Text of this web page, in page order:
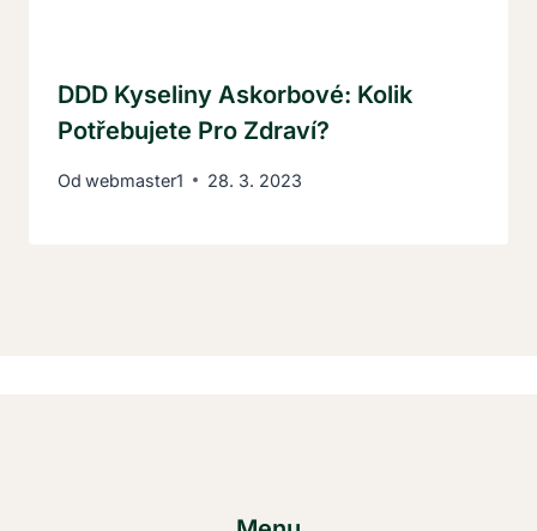
DDD Kyseliny Askorbové: Kolik
Potřebujete Pro Zdraví?
Od webmaster1 28. 3. 2023